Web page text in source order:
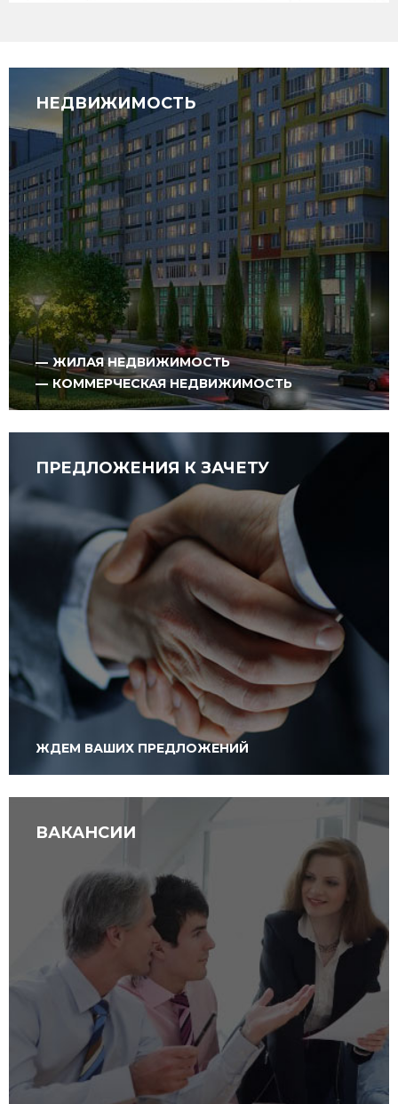
НЕДВИЖИМОСТЬ
ЖИЛАЯ НЕДВИЖИМОСТЬ
КОММЕРЧЕСКАЯ НЕДВИЖИМОСТЬ
ПРЕДЛОЖЕНИЯ К ЗАЧЕТУ
ЖДЕМ ВАШИХ ПРЕДЛОЖЕНИЙ
ВАКАНСИИ